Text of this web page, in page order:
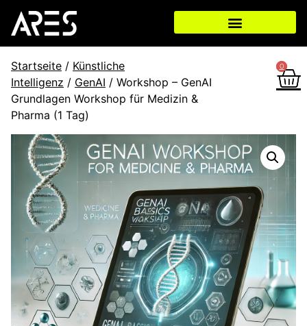
Startseite / Künstliche
Intelligenz / GenAI / Workshop – GenAI
Grundlagen Workshop für Medizin &
Pharma (1 Tag)
0
0